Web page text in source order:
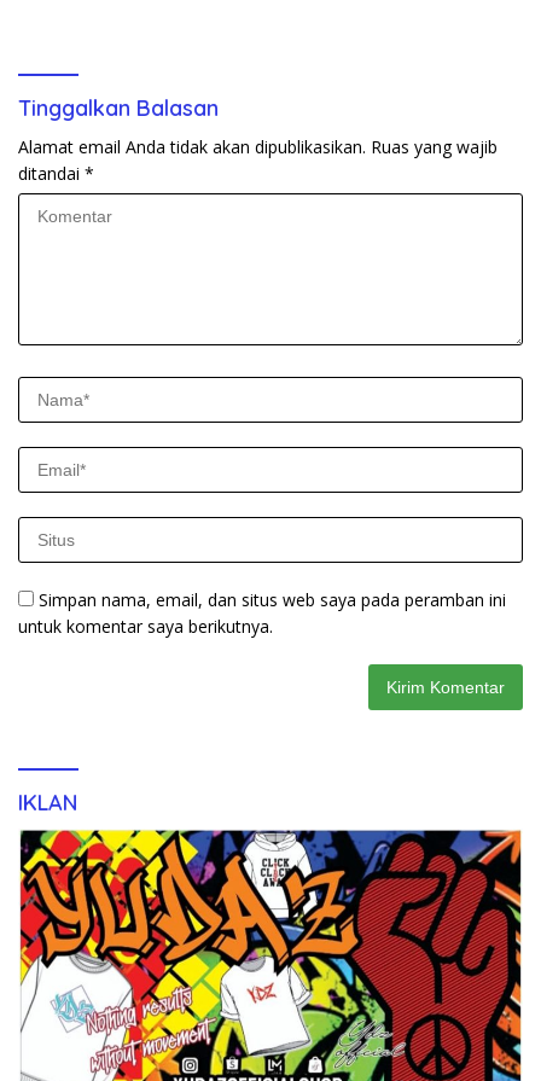
Tinggalkan Balasan
Alamat email Anda tidak akan dipublikasikan. Ruas yang wajib
ditandai *
Simpan nama, email, dan situs web saya pada peramban ini
untuk komentar saya berikutnya.
IKLAN